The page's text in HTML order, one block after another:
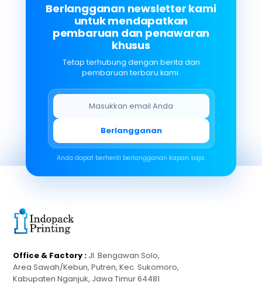
Berlangganan newsletter kami
untuk mendapatkan
pembaruan dan penawaran
khusus
Tetap terhubung dengan berita dan
pembaruan terbaru kami.
Berlangganan
Anda dapat berhenti berlangganan kapan saja.
Office & Factory : Jl. Bengawan Solo,
Area Sawah/Kebun, Putren, Kec. Sukomoro,
Kabupaten Nganjuk, Jawa Timur 64481